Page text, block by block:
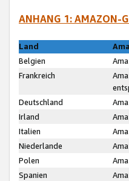
ANHANG 1: AMAZON-
Land
Belgien
Frankreich
Deutschland
Irland
Italien
Niederlande
Polen
Spanien